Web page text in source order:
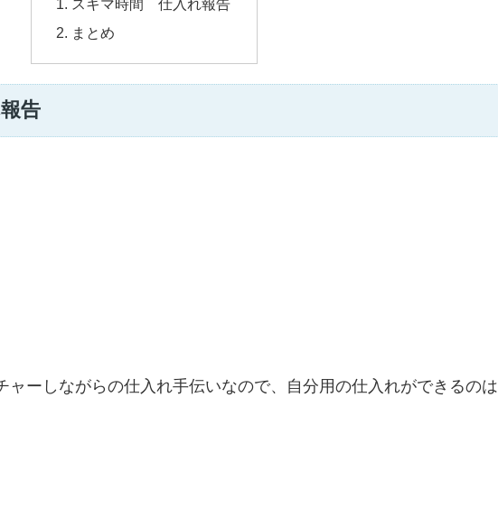
まとめ
告
ャーしながらの仕入れ手伝いなので、自分用の仕入れができるのは